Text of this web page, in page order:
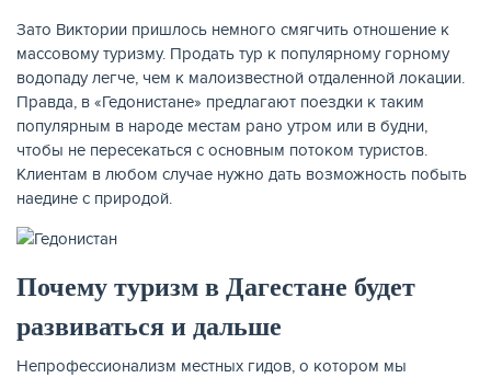
Зато Виктории пришлось немного смягчить отношение к
массовому туризму. Продать тур к популярному горному
водопаду легче, чем к малоизвестной отдаленной локации.
Правда, в «Гедонистане» предлагают поездки к таким
популярным в народе местам рано утром или в будни,
чтобы не пересекаться с основным потоком туристов.
Клиентам в любом случае нужно дать возможность побыть
наедине с природой.
Почему туризм в Дагестане будет
развиваться и дальше
Непрофессионализм местных гидов, о котором мы